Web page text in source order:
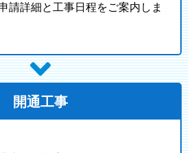
請詳細と工事日程をご案内しま
開通工事